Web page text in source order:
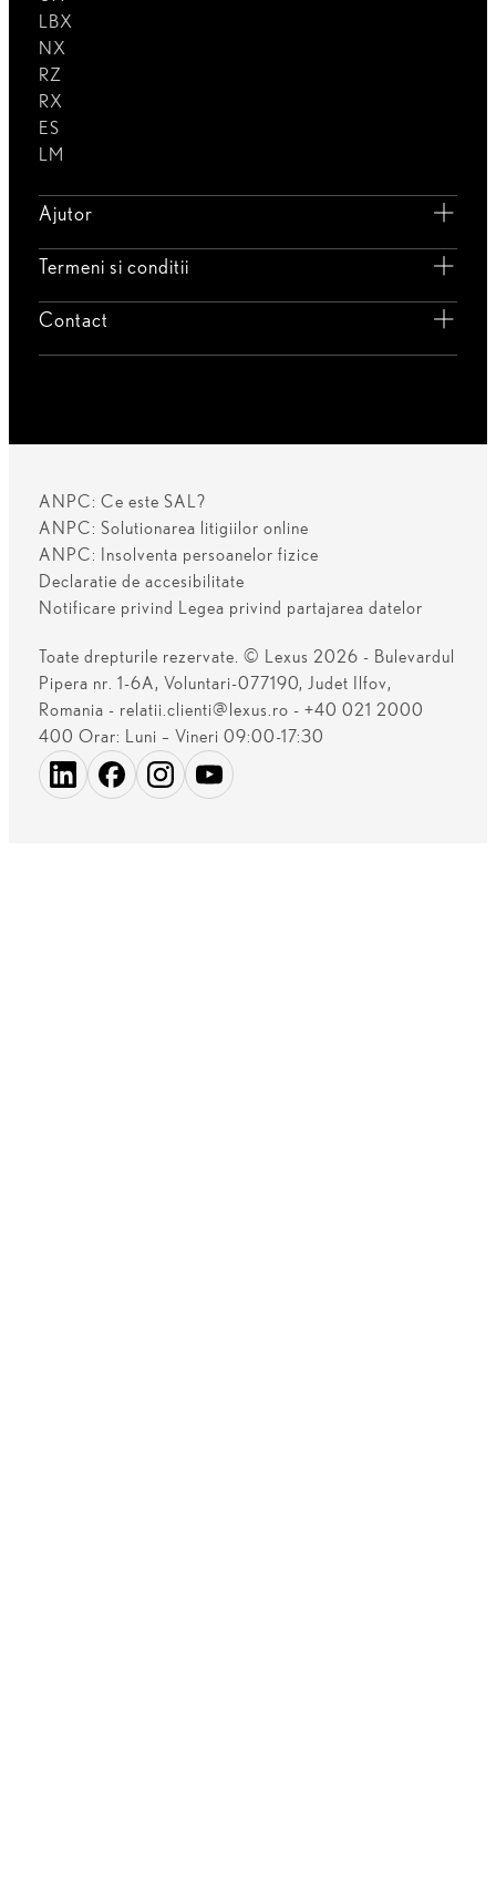
LBX
NX
RZ
RX
ES
LM
Ajutor
Termeni si conditii
Contact
ANPC: Ce este SAL?
ANPC: Solutionarea litigiilor online
ANPC: Insolventa persoanelor fizice
Declaratie de accesibilitate
Notificare privind Legea privind partajarea datelor
Toate drepturile rezervate. © Lexus 2026 - Bulevardul
Pipera nr. 1-6A, Voluntari-077190, Judet Ilfov,
Romania - relatii.clienti@lexus.ro - +40 021 2000
400 Orar: Luni – Vineri 09:00-17:30